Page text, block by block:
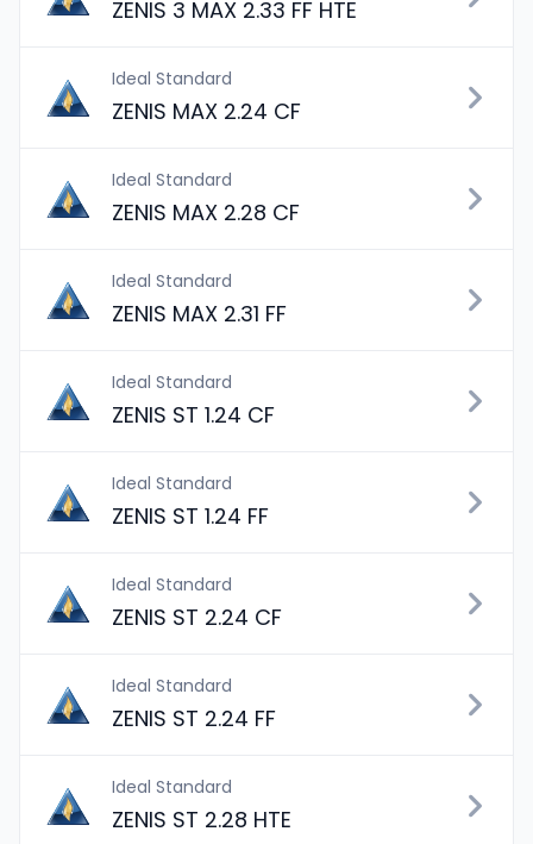
ZENIS 3 MAX 2.33 FF HTE
Ideal Standard
ZENIS MAX 2.24 CF
Ideal Standard
ZENIS MAX 2.28 CF
Ideal Standard
ZENIS MAX 2.31 FF
Ideal Standard
ZENIS ST 1.24 CF
Ideal Standard
ZENIS ST 1.24 FF
Ideal Standard
ZENIS ST 2.24 CF
Ideal Standard
ZENIS ST 2.24 FF
Ideal Standard
ZENIS ST 2.28 HTE